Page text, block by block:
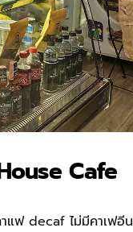
Cafe
าแฟ decaf ไม่มีคาเฟอี